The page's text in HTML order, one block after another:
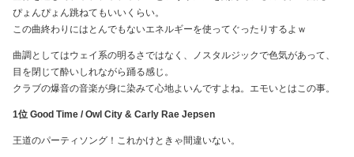
ぴょんぴょん跳ねてもいいくらい。
この曲終わりにはとんでもないエネルギーを使ってぐったりするよｗ
曲調としてはウェイ系の明るさではなく、ノスタルジックで色気があって、
目を閉じて酔いしれながら踊る感じ。
クラブの爆音の音楽が身に染みて心地よいんですよね。エモいとはこの事。
1位 Good Time / Owl City & Carly Rae Jepsen
王道のパーティソング！これかけときゃ間違いない。